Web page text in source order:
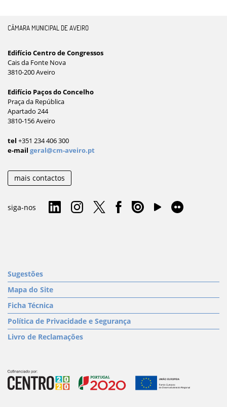
CÂMARA MUNICIPAL DE AVEIRO
Edifício Centro de Congressos
Cais da Fonte Nova
3810-200 Aveiro
Edifício Paços do Concelho
Praça da República
Apartado 244
3810-156 Aveiro
tel +351 234 406 300
e-mail geral@cm-aveiro.pt
mais contactos
siga-nos
Sugestões
Mapa do Site
Ficha Técnica
Política de Privacidade e Segurança
Livro de Reclamações